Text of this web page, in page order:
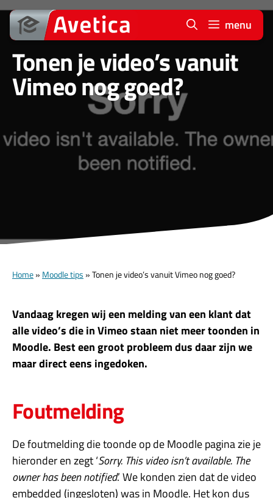
Ga
naar
de
inhoud
menu
Tonen je video’s vanuit
Vimeo nog goed?
Home» Moodle tips »Tonen je video’s vanuit Vimeo nog goed?
Vandaag kregen wij een melding van een klant dat
alle video’s die in Vimeo staan niet meer toonden in
Moodle. Best een groot probleem dus daar zijn we
maar direct eens ingedoken.
Foutmelding
De foutmelding die toonde op de Moodle pagina zie je
hieronder en zegt ‘Sorry. This video isn’t available. The
owner has been notified.’ We konden zien dat de video
embedded (ingesloten) was in Moodle. Het kon dus